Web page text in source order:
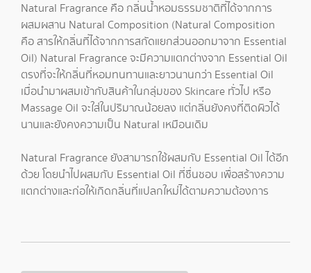
Natural Fragrance คือ กลิ่นน้ำหอมธรรมชาติที่ได้จากการ
ผสมผสาน Natural Composition (Natural Composition
คือ สารให้กลิ่นที่ได้จากการสกัดแยกส่วนออกมาจาก Essential
Oil) Natural Fragrance จะมีความแตกต่างจาก Essential Oil
ตรงที่จะให้กลิ่นที่หอมทนทานและยาวนานกว่า Essential Oil
เมื่อนำมาผสมเข้ากับสินค้าในกลุ่มของ Skincare ทั่วไป หรือ
Massage Oil จะใส่ในปริมาณน้อยลง แต่กลิ่นยังคงที่ติดผิวได้
นานและยังคงความเป็น Natural เหมือนเดิม
Natural Fragrance ยังสามารถใช้ผสมกับ Essential Oil ได้อีก
ด้วย โดยนำไปผสมกับ Essential Oil ที่ชื่นชอบ เพื่อสร้างความ
แตกต่างและก่อให้เกิดกลิ่นที่แปลกใหม่ได้ตามความต้องการ